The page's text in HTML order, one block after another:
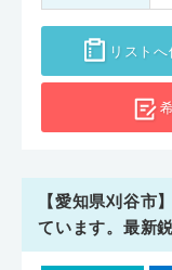
リストへ
【愛知県刈谷
ています。最新